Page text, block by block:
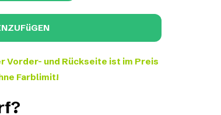
Vorder- und Rückseite ist im Preis
Farblimit!